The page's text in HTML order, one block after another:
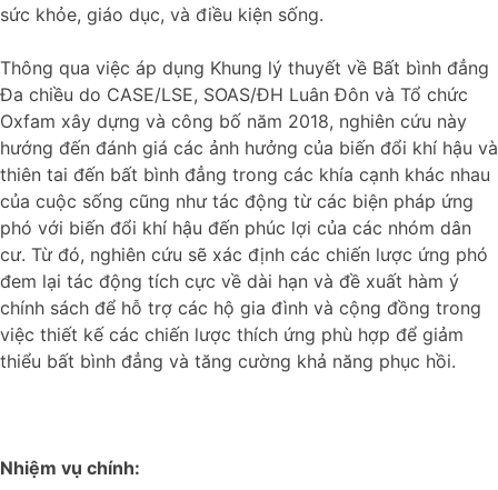
sức khỏe, giáo dục, và điều kiện sống.
Thông qua việc áp dụng Khung lý thuyết về Bất bình đẳng
Đa chiều do CASE/LSE, SOAS/ĐH Luân Đôn và Tổ chức
Oxfam xây dựng và công bố năm 2018, nghiên cứu này
hướng đến đánh giá các ảnh hưởng của biến đổi khí hậu và
thiên tai đến bất bình đẳng trong các khía cạnh khác nhau
của cuộc sống cũng như tác động từ các biện pháp ứng
phó với biến đổi khí hậu đến phúc lợi của các nhóm dân
cư. Từ đó, nghiên cứu sẽ xác định các chiến lược ứng phó
đem lại tác động tích cực về dài hạn và đề xuất hàm ý
chính sách để hỗ trợ các hộ gia đình và cộng đồng trong
việc thiết kế các chiến lược thích ứng phù hợp để giảm
thiểu bất bình đẳng và tăng cường khả năng phục hồi.
Nhiệm vụ chính: